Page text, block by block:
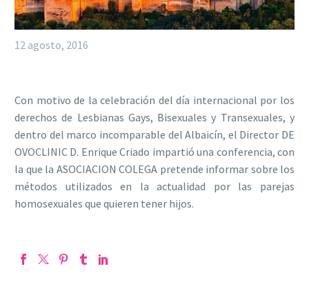
12 agosto, 2016
Con motivo de la celebración del día internacional por los
derechos de Lesbianas Gays, Bisexuales y Transexuales, y
dentro del marco incomparable del Albaicín, el Director DE
OVOCLINIC D. Enrique Criado impartió una conferencia, con
la que la ASOCIACION COLEGA pretende informar sobre los
métodos utilizados en la actualidad por las parejas
homosexuales que quieren tener hijos.